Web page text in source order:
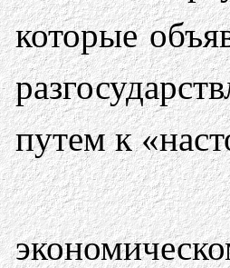
которые
путем к